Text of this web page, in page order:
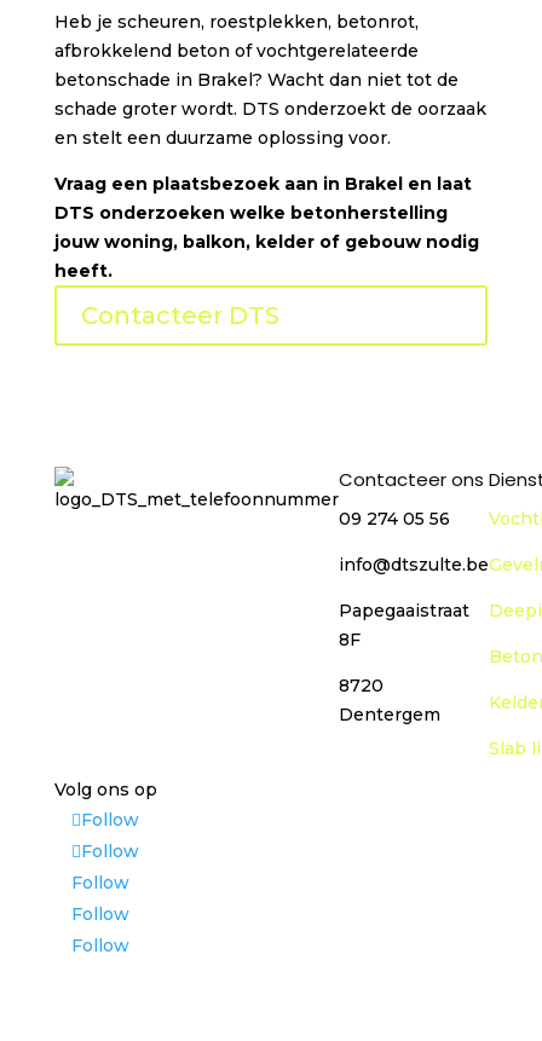
Heb je scheuren, roestplekken, betonrot,
afbrokkelend beton of vochtgerelateerde
betonschade in Brakel? Wacht dan niet tot de
schade groter wordt. DTS onderzoekt de oorzaak
en stelt een duurzame oplossing voor.
Vraag een plaatsbezoek aan in Brakel en laat
DTS onderzoeken welke betonherstelling
jouw woning, balkon, kelder of gebouw nodig
heeft.
Contacteer DTS
Contacteer ons
09 274 05 56
info@dtszulte.be
Papegaaistraat
8F
8720
Dentergem
Slab
Volg ons op
Follow
Follow
Follow
Follow
Follow